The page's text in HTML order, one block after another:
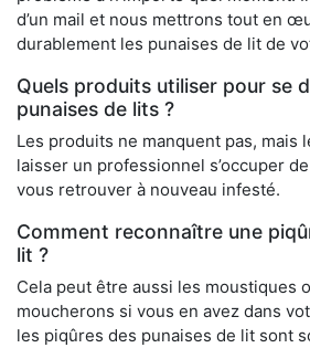
d’un mail et nous mettrons tout en
durablement les punaises de lit de
Quels produits utiliser pour se
punaises de lits ?
Les produits ne manquent pas, mais
laisser un professionnel s’occuper
vous retrouver à nouveau infesté.
Comment reconnaître une
lit ?
Cela peut être aussi les moustiques
moucherons si vous en avez dans
les piqûres des punaises de lit sont